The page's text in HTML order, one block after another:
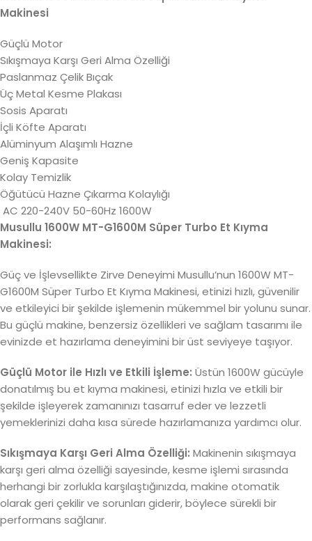
Makinesi
Güçlü Motor
Sıkışmaya Karşı Geri Alma Özelliği
Paslanmaz Çelik Bıçak
Üç Metal Kesme Plakası
Sosis Aparatı
İçli Köfte Aparatı
Alüminyum Alaşımlı Hazne
Geniş Kapasite
Kolay Temizlik
Öğütücü Hazne Çıkarma Kolaylığı
AC 220-240V 50-60Hz 1600W
Musullu 1600W MT-G1600M Süper Turbo Et Kıyma
Makinesi:
Güç ve İşlevsellikte Zirve Deneyimi Musullu’nun 1600W MT-
G1600M Süper Turbo Et Kıyma Makinesi, etinizi hızlı, güvenilir
ve etkileyici bir şekilde işlemenin mükemmel bir yolunu sunar.
Bu güçlü makine, benzersiz özellikleri ve sağlam tasarımı ile
evinizde et hazırlama deneyimini bir üst seviyeye taşıyor.
Güçlü Motor ile Hızlı ve Etkili İşleme: Üstün 1600W gücüyle
donatılmış bu et kıyma makinesi, etinizi hızla ve etkili bir
şekilde işleyerek zamanınızı tasarruf eder ve lezzetli
yemeklerinizi daha kısa sürede hazırlamanıza yardımcı olur.
Sıkışmaya Karşı Geri Alma Özelliği: Makinenin sıkışmaya
karşı geri alma özelliği sayesinde, kesme işlemi sırasında
herhangi bir zorlukla karşılaştığınızda, makine otomatik
olarak geri çekilir ve sorunları giderir, böylece sürekli bir
performans sağlanır.